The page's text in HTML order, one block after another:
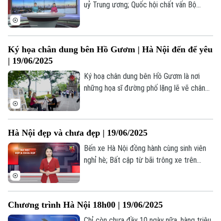
Tư vấn sức khỏe
Quần vợt
Tin tức
Sao
Điện ảnh
Thời trang
Đã phát sóng
chọn người có năng lực thay vì dựa vào
uỷ Trung ương; Quốc hội chất vấn Bộ
trong chương trình Thời sự 18h30 hôm
Ký họa chân dung bên Hồ Gươm | Hà Nội đến để yêu
| 19/06/2025
Ký hoạ chân dung bên Hồ Gươm là nơi
những họa sĩ đường phố lặng lẽ vẽ chân
Hà Nội đẹp và chưa đẹp | 19/06/2025
Bến xe Hà Nội đồng hành cùng sinh viên
nghỉ hè; Bất cập từ bãi trông xe trên
hôm nay.
Chương trình Hà Nội 18h00 | 19/06/2025